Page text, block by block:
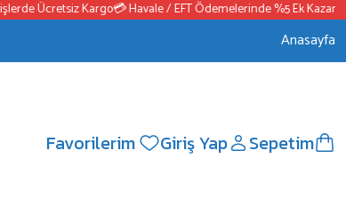
Ücretsiz Kargo💳 Havale / EFT Ödemelerinde %5 Ek Kazanç
Anasayfa
Favorilerim Giriş Yap Sepetim